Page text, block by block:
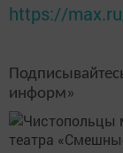
https://
информ»